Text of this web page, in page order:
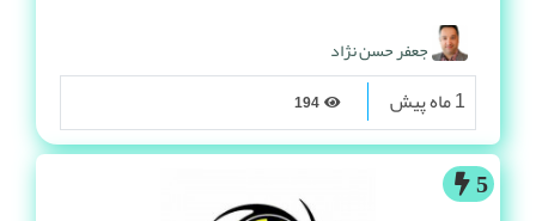
جعفر حسن نژاد
1 ماه پیش
5